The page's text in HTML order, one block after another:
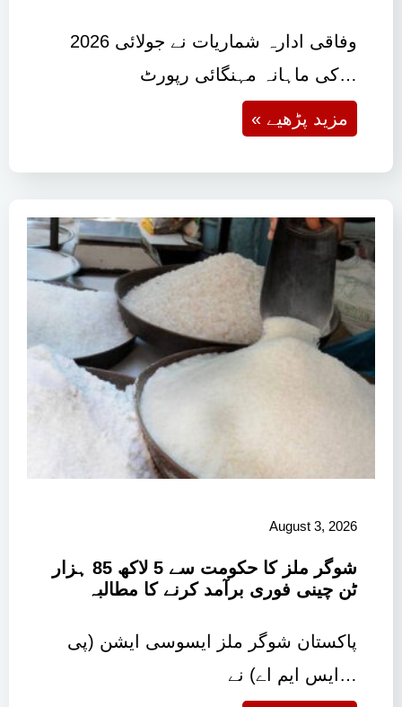
وفاقی ادارہ شماریات نے جولائی 2026
کی ماہانہ مہنگائی رپورٹ…
« مزید پڑھیے
August 3, 2026
شوگر ملز کا حکومت سے 5 لاکھ 85 ہزار
ٹن چینی فوری برآمد کرنے کا مطالبہ
پاکستان شوگر ملز ایسوسی ایشن (پی
ایس ایم اے) نے…